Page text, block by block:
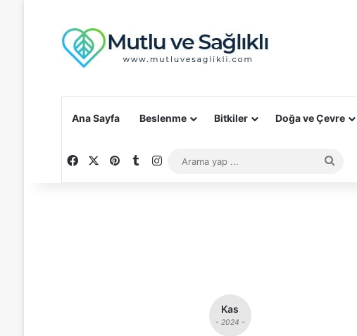
Ana Sayfa Beslenme Bitkiler Doğa ve Çevre
FacebookPinterest
TumblrInstagram
yap
Kas
- 2024 -